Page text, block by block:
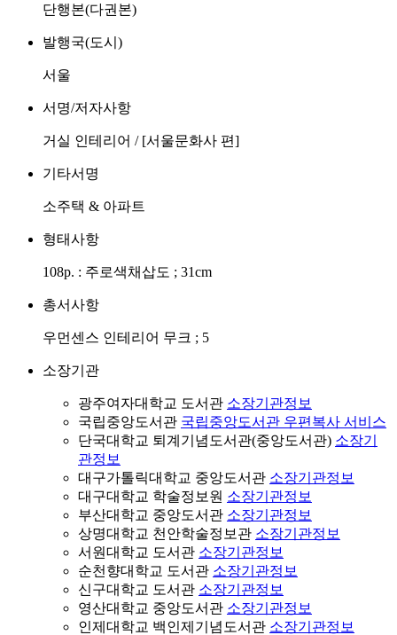
단행본(다권본)
발행국(도시)
서울
서명/저자사항
거실 인테리어 / [서울문화사 편]
기타서명
소주택 & 아파트
형태사항
108p. : 주로색채삽도 ; 31cm
총서사항
우먼센스 인테리어 무크 ; 5
소장기관
광주여자대학교 도서관 소장기관정보
국립중앙도서관 국립중앙도서관 우편복사 서비스
단국대학교 퇴계기념도서관(중앙도서관) 소장기
관정보
대구가톨릭대학교 중앙도서관 소장기관정보
대구대학교 학술정보원 소장기관정보
부산대학교 중앙도서관 소장기관정보
상명대학교 천안학술정보관 소장기관정보
서원대학교 도서관 소장기관정보
순천향대학교 도서관 소장기관정보
신구대학교 도서관 소장기관정보
영산대학교 중앙도서관 소장기관정보
인제대학교 백인제기념도서관 소장기관정보